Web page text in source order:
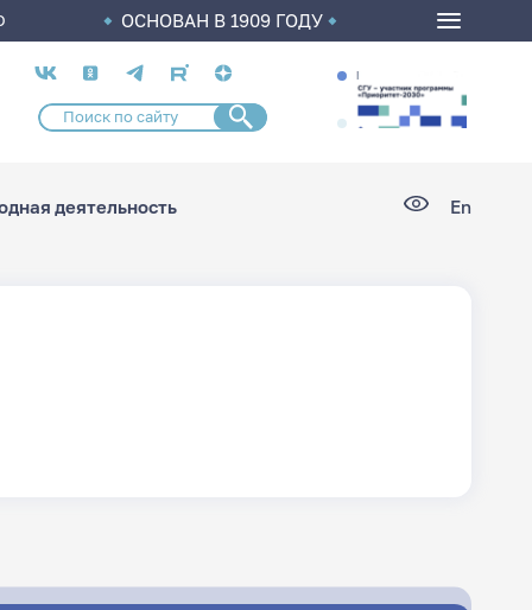
ОСНОВАН В 1909 ГОДУ
Социальные
сети
деятельность En